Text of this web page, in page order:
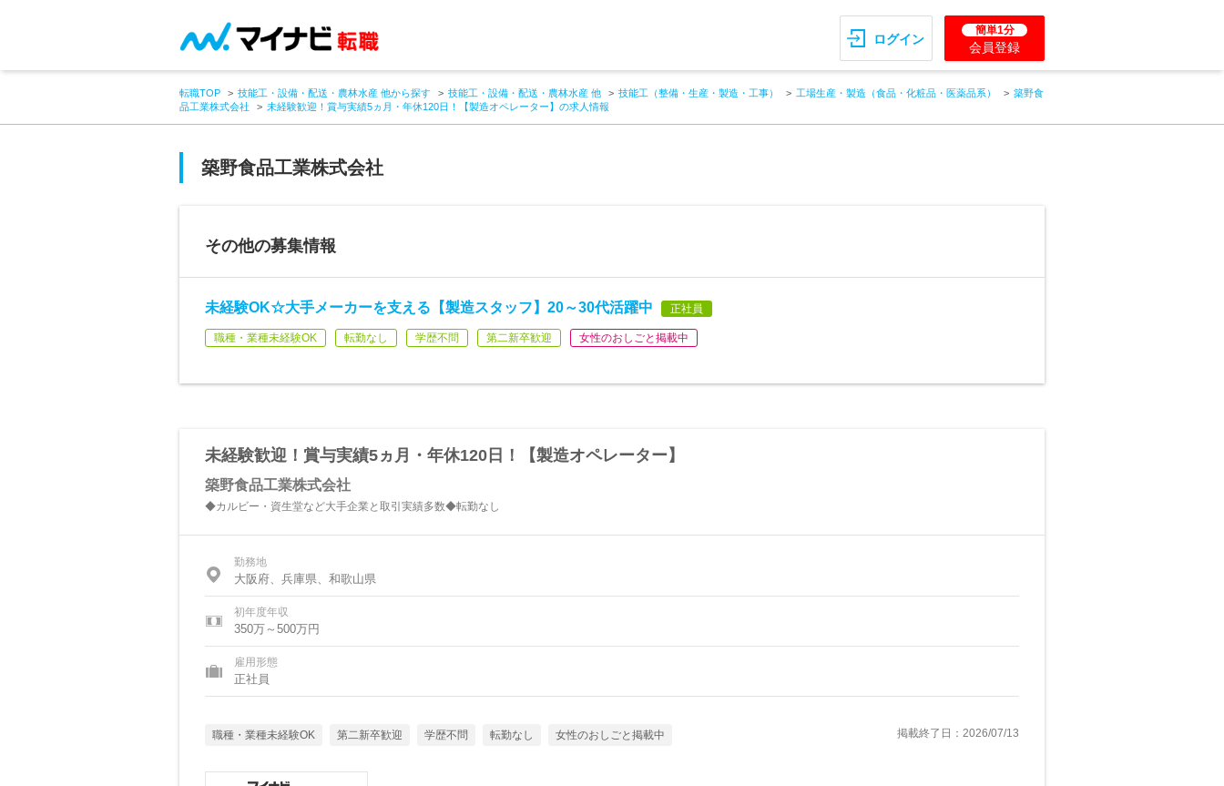
ログイン
簡単1分
会員登録
転職TOP 技能工・設備・配送・農林水産 他から探す 技能工・設備・配送・農林水産 他 技能工（整備・生産・製造・工事） 工場生産・製造（食品・化粧品・医薬品系）
築野食
品工業株式会社
未経験歓迎！賞与実績5ヵ月・年休120日！【製造オペレーター】の求人情報
築野食品工業株式会社
その他の募集情報
未経験OK☆大手メーカーを支える【製造スタッフ】20～30代活躍中 正社員
職種・業種未経験OK 転勤なし 学歴不問 第二新卒歓迎 女性のおしごと掲載中
未経験歓迎！賞与実績5ヵ月・年休120日！【製造オペレーター】
築野食品工業株式会社
◆カルビー・資生堂など大手企業と取引実績多数◆転勤なし
勤務地
大阪府、兵庫県、和歌山県
初年度年収
350万～500万円
雇用形態
正社員
職種・業種未経験OK 第二新卒歓迎 学歴不問 転勤なし 女性のおしごと掲載中 掲載終了日：2026/07/13